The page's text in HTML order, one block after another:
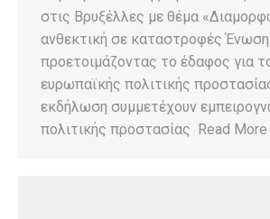
στις Βρυξέλλες με θέμα
ανθεκτική σε καταστροφές Ένωση:
προετοιμάζοντας το έδαφος για
ευρωπαϊκής πολιτικής
εκδήλωση συμμετέχουν
πολιτικής προστασίας Read More